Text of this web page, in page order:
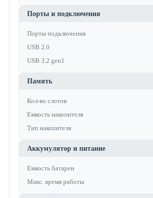
Порты и подключения
Порты подключения
USB 2.0
USB 3.2 gen1
Память
Кол-во слотов
Емкость накопителя
Тип накопителя
Аккумулятор и питание
Емкость батареи
Макс. время работы